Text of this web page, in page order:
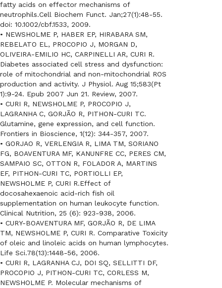
fatty acids on effector mechanisms of
neutrophils.Cell Biochem Funct. Jan;27(1):48-55.
doi: 10.1002/cbf.1533, 2009.
• NEWSHOLME P, HABER EP, HIRABARA SM,
REBELATO EL, PROCOPIO J, MORGAN D,
OLIVEIRA-EMILIO HC, CARPINELLI AR, CURI R.
Diabetes associated cell stress and dysfunction:
role of mitochondrial and non-mitochondrial ROS
production and activity. J Physiol. Aug 15;583(Pt
1):9-24. Epub 2007 Jun 21. Review, 2007.
• CURI R, NEWSHOLME P, PROCOPIO J,
LAGRANHA C, GORJÃO R, PITHON-CURI TC.
Glutamine, gene expression, and cell function.
Frontiers in Bioscience, 1(12): 344-357, 2007.
• GORJAO R, VERLENGIA R, LIMA TM, SORIANO
FG, BOAVENTURA MF, KANUNFRE CC, PERES CM,
SAMPAIO SC, OTTON R, FOLADOR A, MARTINS
EF, PITHON-CURI TC, PORTIOLLI EP,
NEWSHOLME P, CURI R.Effect of
docosahexaenoic acid-rich fish oil
supplementation on human leukocyte function.
Clinical Nutrition, 25 (6): 923-938, 2006.
• CURY-BOAVENTURA MF, GORJÃO R, DE LIMA
TM, NEWSHOLME P, CURI R. Comparative Toxicity
of oleic and linoleic acids on human lymphocytes.
Life Sci.78(13):1448-56, 2006.
• CURI R, LAGRANHA CJ, DOI SQ, SELLITTI DF,
PROCOPIO J, PITHON-CURI TC, CORLESS M,
NEWSHOLME P. Molecular mechanisms of